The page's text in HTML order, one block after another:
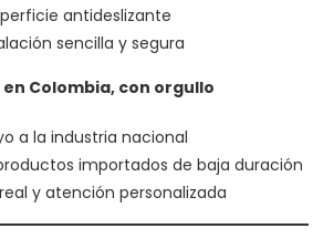
antideslizante
sencilla y segura
en Colombia, con orgullo
a la industria nacional
importados de baja duración
y atención personalizada